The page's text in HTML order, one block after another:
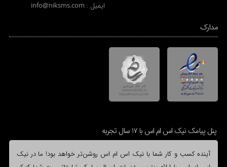
ایمیل : info@niksms.com
مدارک
پنل پیامک نیک اس ام اس با 17 سال تجربه
آینده کسب و کار شما با نیک اس ام اس روشن‌تر خواهد بود! ما در نیک